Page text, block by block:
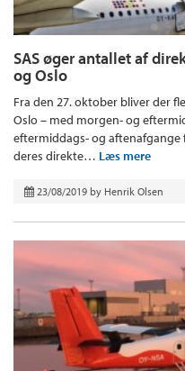
SAS øger antallet af
og Oslo
Fra den 27. oktober bliver der
Oslo – med morgen- og
eftermiddags- og aftenafgange
deres direkte… Læs mere
23/08/2019 by Henrik Olsen